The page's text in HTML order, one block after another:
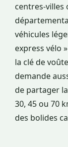
centres-villes
véhicules
express vélo
la clé de
demande
de partager
30, 45 ou 70
des bolides